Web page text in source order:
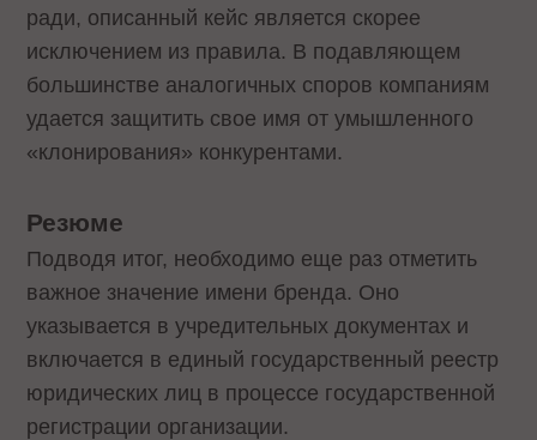
ради, описанный кейс является скорее
исключением из правила. В подавляющем
большинстве аналогичных споров компаниям
удается защитить свое имя от умышленного
«клонирования» конкурентами.
Резюме
Подводя итог, необходимо еще раз отметить
важное значение имени бренда. Оно
указывается в учредительных документах и
включается в единый государственный реестр
юридических лиц в процессе государственной
регистрации организации.